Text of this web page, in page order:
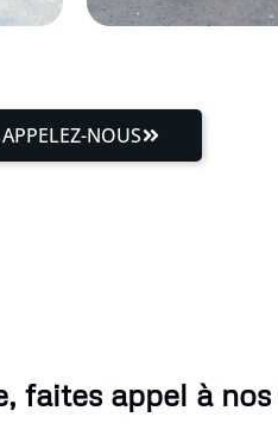
APPELEZ-NOUS
faites appel à nos